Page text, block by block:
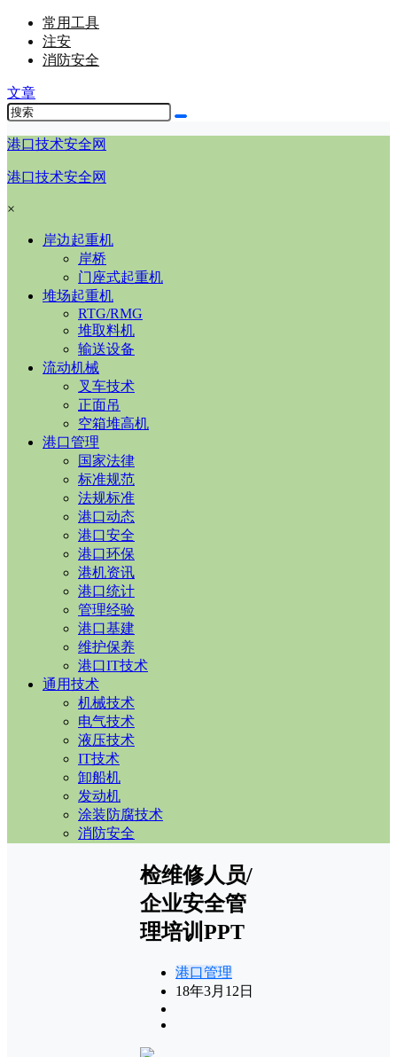
常用工具
注安
消防安全
文章
港口技术安全网
港口技术安全网
×
岸边起重机
岸桥
门座式起重机
堆场起重机
RTG/RMG
堆取料机
输送设备
流动机械
叉车技术
正面吊
空箱堆高机
港口管理
国家法律
标准规范
法规标准
港口动态
港口安全
港口环保
港机资讯
港口统计
管理经验
港口基建
维护保养
港口IT技术
通用技术
机械技术
电气技术
液压技术
IT技术
卸船机
发动机
涂装防腐技术
消防安全
检维修人员/
企业安全管
理培训PPT
港口管理
18年3月12日